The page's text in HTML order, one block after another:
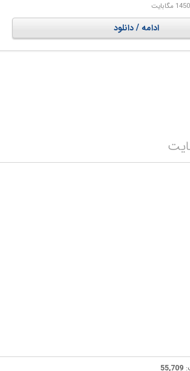
شما کنترل 3 شخصیت بزرگ را برعهده دارید و باید با استفاده از قابلیت
راه حلی برای این مشکل بیابید. در بازی باید با
خانه ای جدید نیز باشید تا در صورت وقوع حادثه نهایی
خود فرار کنید. در بازی سلاح ها و آیتم های متنوعی در
1450 مگابایت
ادامه / دانلود
55,709